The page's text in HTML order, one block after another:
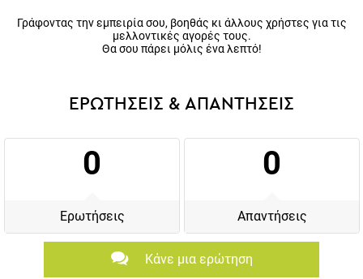
Γράφοντας την εμπειρία σου, βοηθάς κι άλλους χρήστες για τις
μελλοντικές αγορές τους.
Θα σου πάρει μόλις ένα λεπτό!
ΕΡΩΤΗΣΕΙΣ & ΑΠΑΝΤΗΣΕΙΣ
0
Ερωτήσεις
0
Απαντήσεις
Κάνε μια ερώτηση